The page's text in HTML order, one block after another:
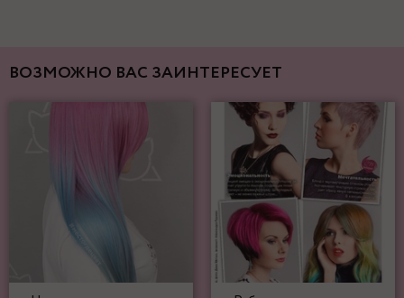
ВОЗМОЖНО ВАС ЗАИНТЕРЕСУЕТ